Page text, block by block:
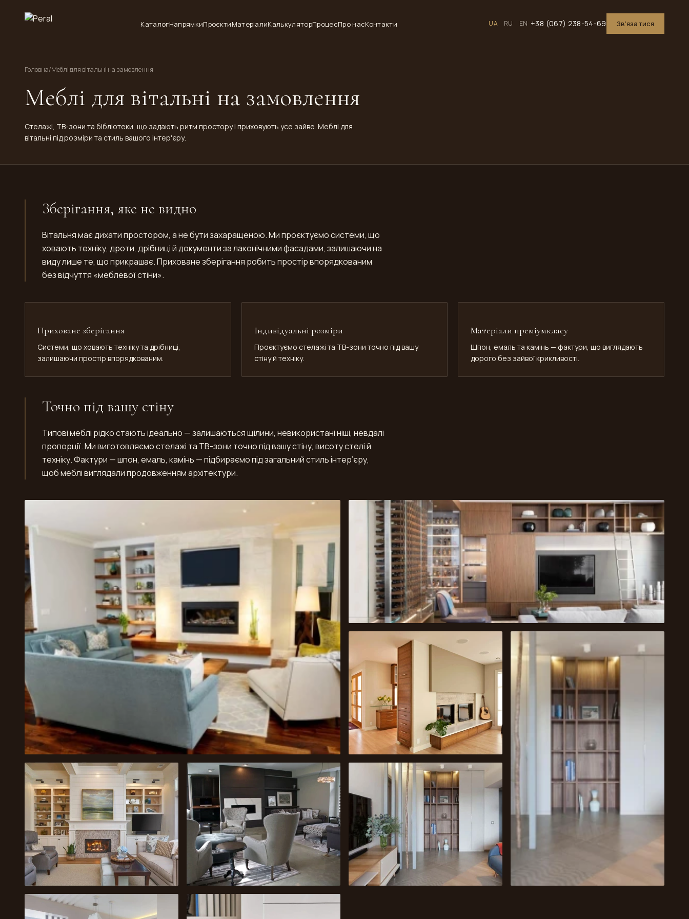
КаталогНапрямкиПроєктиМатеріалиКалькуляторПроцесПро насКонтакти UA RU EN +38 (067) 238-54-69 Звʼязатися
Головна/Меблі для вітальні на замовлення
Меблі для вітальні на замовлення
Стелажі, ТВ-зони та бібліотеки, що задають ритм простору і приховують усе зайве. Меблі для
вітальні під розміри та стиль вашого інтер'єру.
Зберігання, яке не видно
Вітальня має дихати простором, а не бути захаращеною. Ми проєктуємо системи, що
ховають техніку, дроти, дрібниці й документи за лаконічними фасадами, залишаючи на
виду лише те, що прикрашає. Приховане зберігання робить простір впорядкованим
без відчуття «меблевої стіни».
Приховане зберігання
Системи, що ховають техніку та дрібниці,
залишаючи простір впорядкованим.
Індивідуальні розміри
Проєктуємо стелажі та ТВ-зони точно під вашу
стіну й техніку.
Матеріали преміумкласу
Шпон, емаль та камінь — фактури, що виглядають
дорого без зайвої крикливості.
Точно під вашу стіну
Типові меблі рідко стають ідеально — залишаються щілини, невикористані ніші, невдалі
пропорції. Ми виготовляємо стелажі та ТВ-зони точно під вашу стіну, висоту стелі й
техніку. Фактури — шпон, емаль, камінь — підбираємо під загальний стиль інтер’єру,
щоб меблі виглядали продовженням архітектури.